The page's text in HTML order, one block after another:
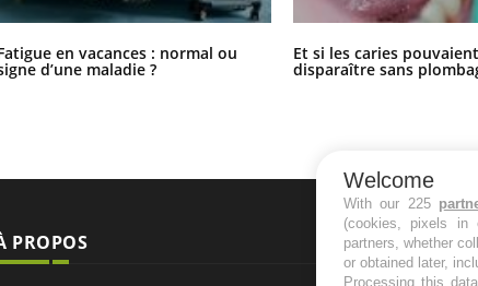
en vacances : normal ou
d’une maladie ?
Et si les caries
disparaître sans
PROPOS
Welcome
With our 225
(cookies, pixels in
partners, whether
or obtained later,
Processing this